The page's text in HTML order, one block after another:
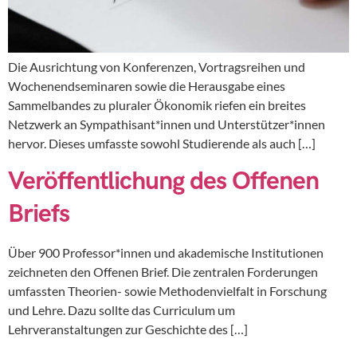
Die Ausrichtung von Konferenzen, Vortragsreihen und
Wochenendseminaren sowie die Herausgabe eines
Sammelbandes zu pluraler Ökonomik riefen ein breites
Netzwerk an Sympathisant*innen und Unterstützer*innen
hervor. Dieses umfasste sowohl Studierende als auch […]
Veröffentlichung des Offenen
Briefs
Über 900 Professor*innen und akademische Institutionen
zeichneten den Offenen Brief. Die zentralen Forderungen
umfassten Theorien- sowie Methodenvielfalt in Forschung
und Lehre. Dazu sollte das Curriculum um
Lehrveranstaltungen zur Geschichte des […]